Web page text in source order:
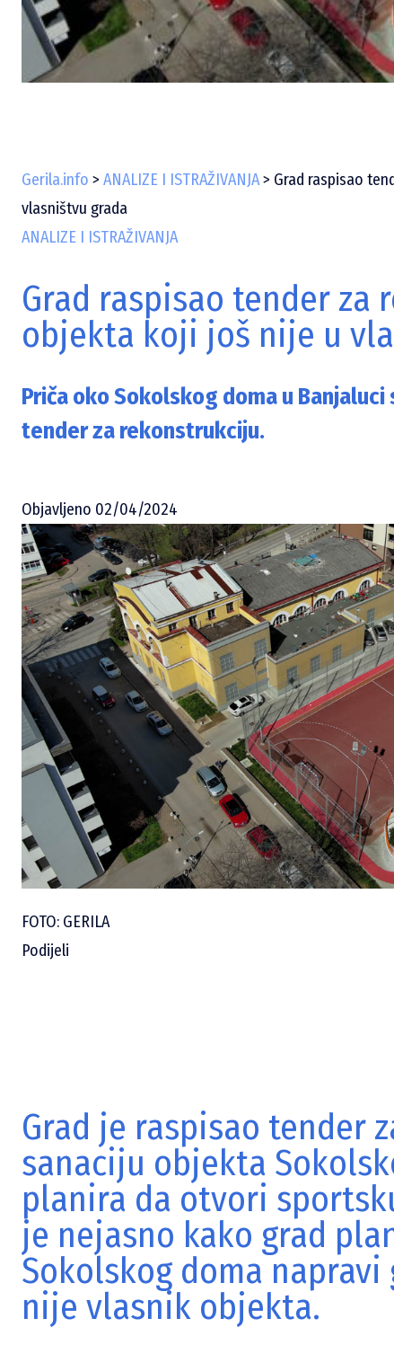
Gerila.info > ANALIZE I ISTRAŽIVANJA> Grad raspisao
vlasništvu grada
ANALIZE I ISTRAŽIVANJA
Grad raspisao tender za
objekta koji još nije u
Priča oko Sokolskog doma u Banjaluci
tender za rekonstrukciju.
Objavljeno 02/04/2024
FOTO: GERILA
Podijeli
Grad je raspisao tender
sanaciju objekta
planira da otvori
je nejasno kako grad
Sokolskog doma
nije vlasnik objekta.